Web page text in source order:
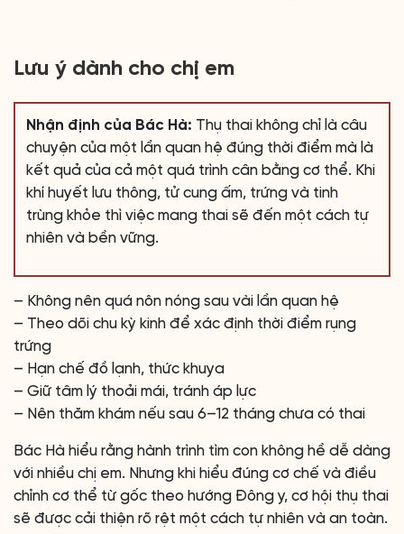
Lưu ý dành cho chị em
Nhận định của Bác Hà: Thụ thai không chỉ là câu
chuyện của một lần quan hệ đúng thời điểm mà là
kết quả của cả một quá trình cân bằng cơ thể. Khi
khí huyết lưu thông, tử cung ấm, trứng và tinh
trùng khỏe thì việc mang thai sẽ đến một cách tự
nhiên và bền vững.
– Không nên quá nôn nóng sau vài lần quan hệ
– Theo dõi chu kỳ kinh để xác định thời điểm rụng
trứng
– Hạn chế đồ lạnh, thức khuya
– Giữ tâm lý thoải mái, tránh áp lực
– Nên thăm khám nếu sau 6–12 tháng chưa có thai
Bác Hà hiểu rằng hành trình tìm con không hề dễ dàng
với nhiều chị em. Nhưng khi hiểu đúng cơ chế và điều
chỉnh cơ thể từ gốc theo hướng Đông y, cơ hội thụ thai
sẽ được cải thiện rõ rệt một cách tự nhiên và an toàn.